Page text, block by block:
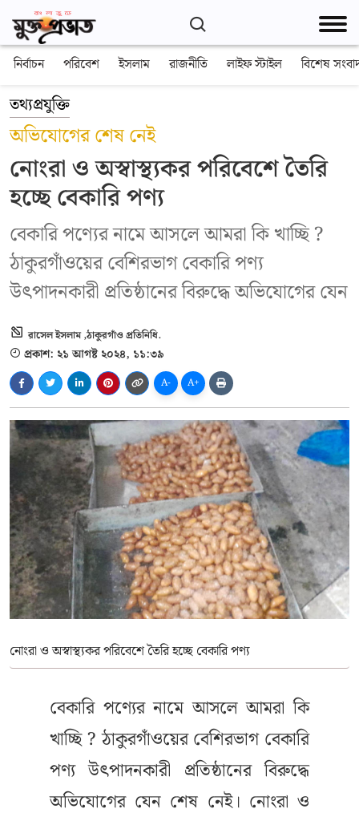
নির্বাচন পরিবেশ ইসলাম রাজনীতি লাইফ স্টাইল বিশেষ
তথ্যপ্রযুক্তি
অভিযোগের শেষ নেই
নোংরা ও অস্বাস্থ্যকর পরিবেশে তৈরি
হচ্ছে বেকারি পণ্য
বেকারি পণ্যের নামে আসলে আমরা কি খাচ্ছি ?
ঠাকুরগাঁওয়ের বেশিরভাগ বেকারি পণ্য
উৎপাদনকারী প্রতিষ্ঠানের বিরুদ্ধে অভিযোগের যেন
রাসেল ইসলাম ,ঠাকুরগাঁও প্রতিনিধি.
প্রকাশ: ২১ আগষ্ট ২০২৪, ১১:৩৯
A- A+
নোংরা ও অস্বাস্থ্যকর পরিবেশে তৈরি হচ্ছে বেকারি পণ্য
বেকারি পণ্যের নামে আসলে আমরা কি
খাচ্ছি ? ঠাকুরগাঁওয়ের বেশিরভাগ বেকারি
পণ্য উৎপাদনকারী প্রতিষ্ঠানের বিরুদ্ধে
অভিযোগের যেন শেষ নেই। নোংরা ও